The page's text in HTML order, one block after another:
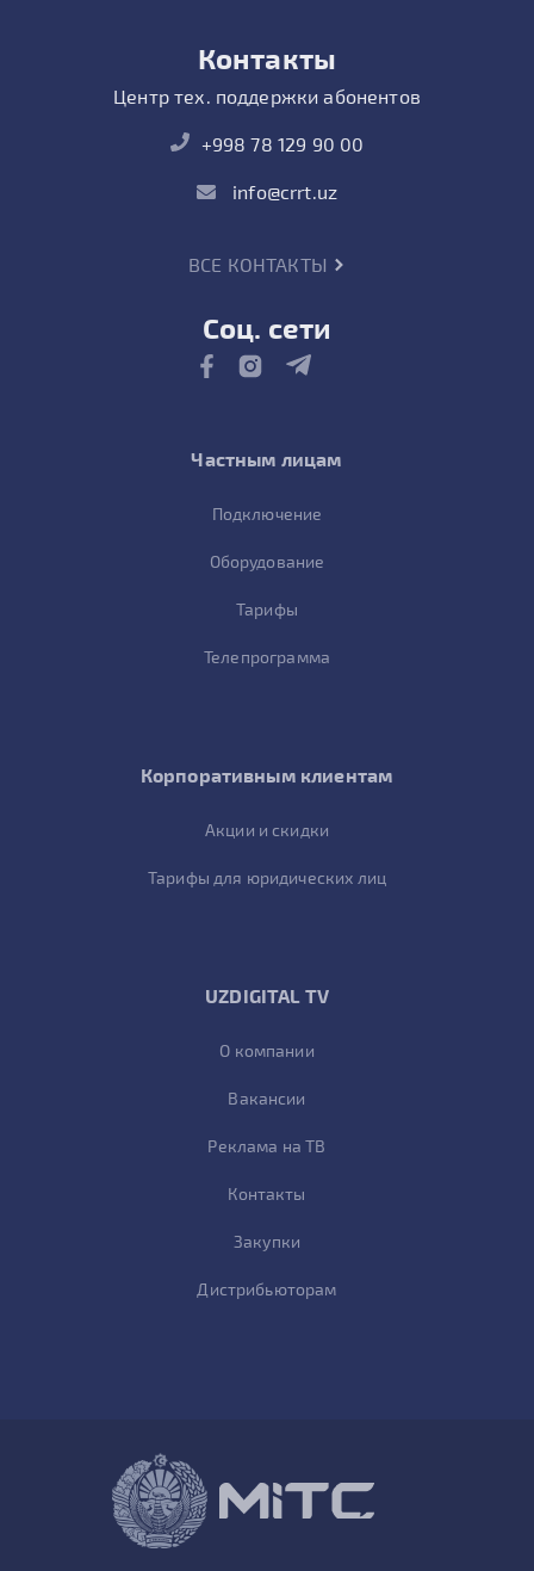
Контакты
Центр тех. поддержки абонентов
+998 78 129 90 00
info@crrt.uz
ВСЕ КОНТАКТЫ
Соц. сети
Частным лицам
Подключение
Оборудование
Тарифы
Телепрограмма
Корпоративным клиентам
Акции и скидки
Тарифы для юридических лиц
UZDIGITAL TV
О компании
Вакансии
Реклама на ТВ
Контакты
Закупки
Дистрибьюторам